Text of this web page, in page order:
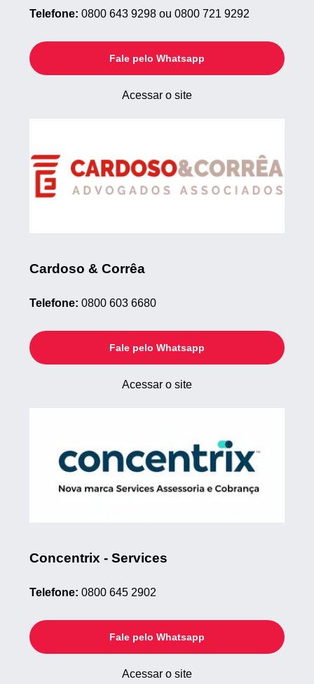
Telefone: 0800 643 9298 ou 0800 721 9292
Fale pelo Whatsapp
Acessar o site
Cardoso & Corrêa
Telefone: 0800 603 6680
Fale pelo Whatsapp
Acessar o site
Concentrix - Services
Telefone: 0800 645 2902
Fale pelo Whatsapp
Acessar o site